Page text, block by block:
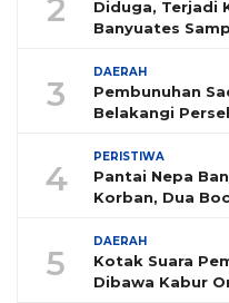
2
Diduga, Terjadi
Banyuates
3
DAERAH
Pembunuhan
Belakangi
4
PERISTIWA
Pantai Nepa
Korban, Dua
5
DAERAH
Kotak Suara
Dibawa Kabur